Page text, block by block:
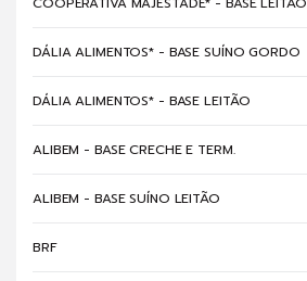
DÁLIA ALIMENTOS* - BASE SUÍNO GORDO
DÁLIA ALIMENTOS* - BASE LEITÃO
ALIBEM - BASE CRECHE E TERM.
ALIBEM - BASE SUÍNO LEITÃO
BRF